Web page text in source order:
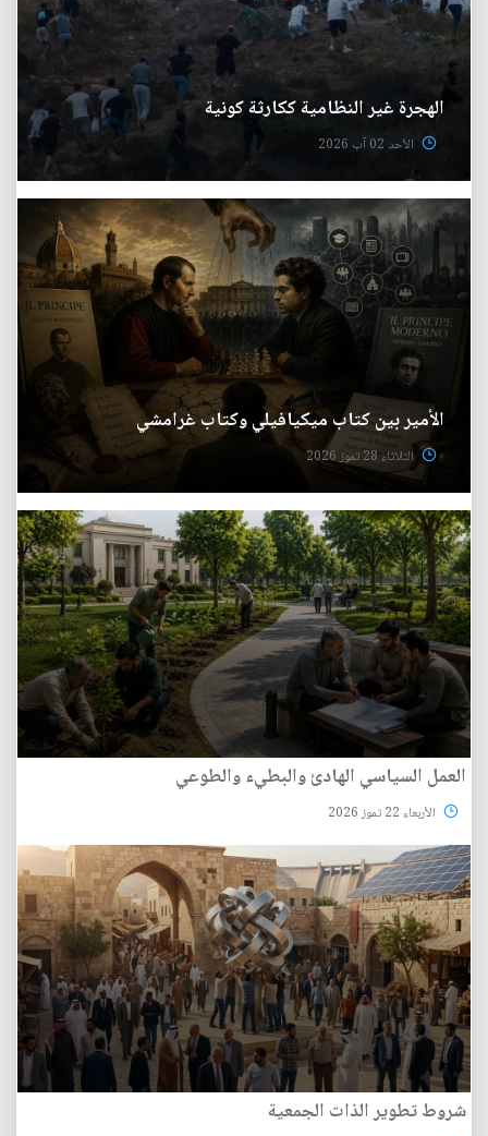
الهجرة غير النظامية ككارثة كونية
الأحد 02 آب 2026
الأمير بين كتاب ميكيافيلي وكتاب غرامشي
الثلاثاء 28 تموز 2026
العمل السياسي الهادئ والبطيء والطوعي
الأربعاء 22 تموز 2026
شروط تطوير الذات الجمعية